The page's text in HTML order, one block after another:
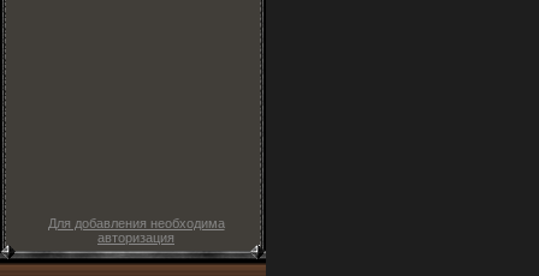
Для добавления необходима
авторизация